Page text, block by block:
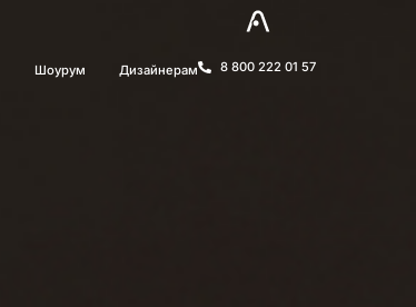
Шоурум Дизайнерам 8 800 222 01 57